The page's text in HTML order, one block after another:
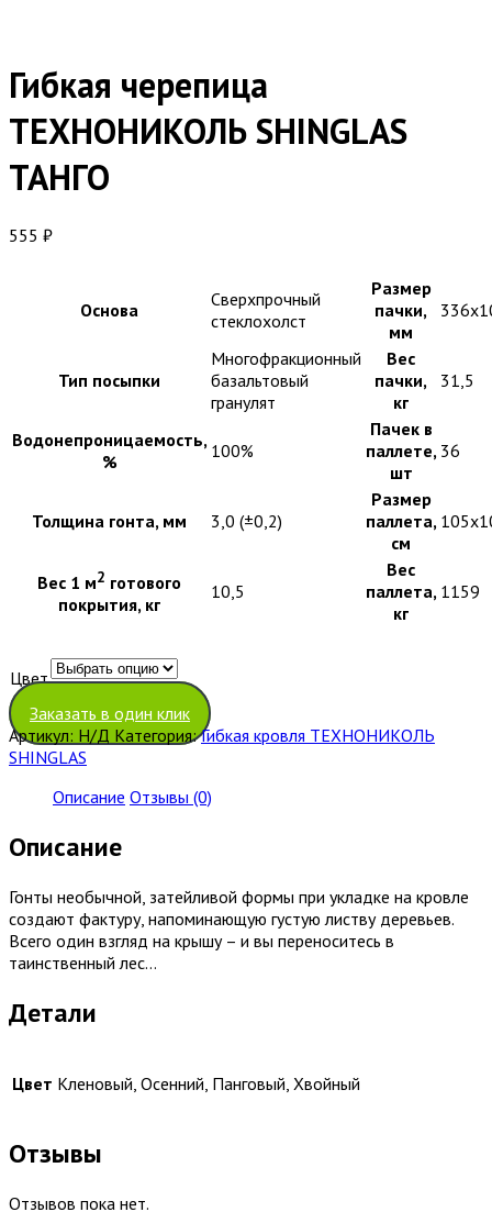
Гибкая черепица
ТЕХНОНИКОЛЬ SHINGLAS
ТАНГО
555 ₽
Основа
Сверхпрочный
стеклохолст
Размер
пачки,
мм
Тип посыпки
Многофракционный
базальтовый
гранулят
Вес
пачки,
кг
31,5
Водонепроницаемость,
%
100%
Пачек в
паллете,
шт
36
Толщина гонта, мм 3,0 (±0,2)
Размер
паллета,
см
Вес 1 м2 готового
покрытия, кг
10,5
Вес
паллета,
кг
1159
Цвет
Очистить
Заказать в один клик
Артикул: Н/Д Категория:Гибкая кровля ТЕХНОНИКОЛЬ
SHINGLAS
Описание Отзывы (0)
Описание
Гонты необычной, затейливой формы при укладке на кровле
создают фактуру, напоминающую густую листву деревьев.
Всего один взгляд на крышу – и вы переноситесь в
таинственный лес…
Детали
Цвет Кленовый, Осенний, Панговый, Хвойный
Отзывы
Отзывов пока нет.